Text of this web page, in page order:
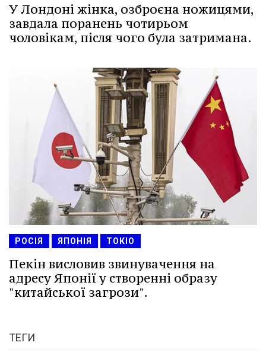
У Лондоні жінка, озброєна ножицями,
завдала поранень чотирьом
чоловікам, після чого була затримана.
РОСІЯ ЯПОНІЯ ТОКІО
Пекін висловив звинувачення на
адресу Японії у створенні образу
"китайської загрози".
ТЕГИ